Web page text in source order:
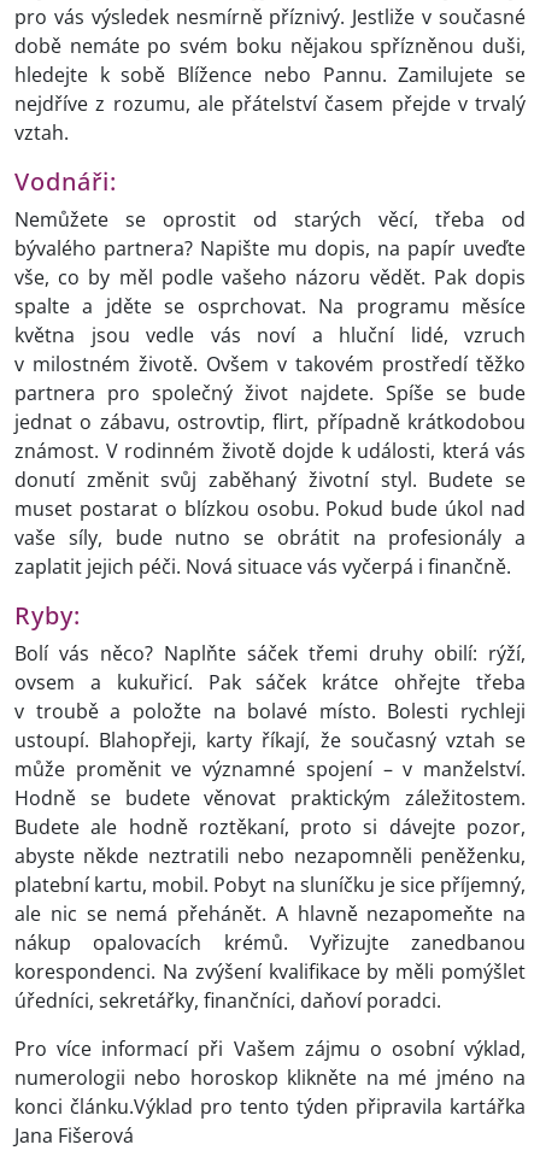
pro vás výsledek nesmírně příznivý. Jestliže v současné
době nemáte po svém boku nějakou spřízněnou duši,
hledejte k sobě Blížence nebo Pannu. Zamilujete se
nejdříve z rozumu, ale přátelství časem přejde v trvalý
vztah.
Vodnáři:
Nemůžete se oprostit od starých věcí, třeba od
bývalého partnera? Napište mu dopis, na papír uveďte
vše, co by měl podle vašeho názoru vědět. Pak dopis
spalte a jděte se osprchovat. Na programu měsíce
května jsou vedle vás noví a hluční lidé, vzruch
v milostném životě. Ovšem v takovém prostředí těžko
partnera pro společný život najdete. Spíše se bude
jednat o zábavu, ostrovtip, flirt, případně krátkodobou
známost. V rodinném životě dojde k události, která vás
donutí změnit svůj zaběhaný životní styl. Budete se
muset postarat o blízkou osobu. Pokud bude úkol nad
vaše síly, bude nutno se obrátit na profesionály a
zaplatit jejich péči. Nová situace vás vyčerpá i finančně.
Ryby:
Bolí vás něco? Naplňte sáček třemi druhy obilí: rýží,
ovsem a kukuřicí. Pak sáček krátce ohřejte třeba
v troubě a položte na bolavé místo. Bolesti rychleji
ustoupí. Blahopřeji, karty říkají, že současný vztah se
může proměnit ve významné spojení – v manželství.
Hodně se budete věnovat praktickým záležitostem.
Budete ale hodně roztěkaní, proto si dávejte pozor,
abyste někde neztratili nebo nezapomněli peněženku,
platební kartu, mobil. Pobyt na sluníčku je sice příjemný,
ale nic se nemá přehánět. A hlavně nezapomeňte na
nákup opalovacích krémů. Vyřizujte zanedbanou
korespondenci. Na zvýšení kvalifikace by měli pomýšlet
úředníci, sekretářky, finančníci, daňoví poradci.
Pro více informací při Vašem zájmu o osobní výklad,
numerologii nebo horoskop klikněte na mé jméno na
konci článku.Výklad pro tento týden připravila kartářka
Jana Fišerová